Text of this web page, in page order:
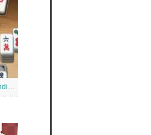
Mahjong at Home – Scandinavian Mahjong